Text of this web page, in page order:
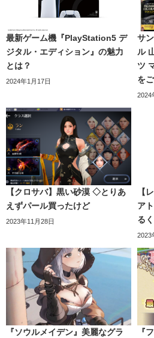
最新ゲーム機『PlayStation5 デ
ジタル・エディション』の魅力
とは？
2024年1月17日
サ
ル
ツ
を
2024
【クロサバ】黒い砂漠 ◇とりあ
えずパール買ったけど
2023年11月28日
【
ア
る
2023
『ソウルメイデン』美麗なグラ
『